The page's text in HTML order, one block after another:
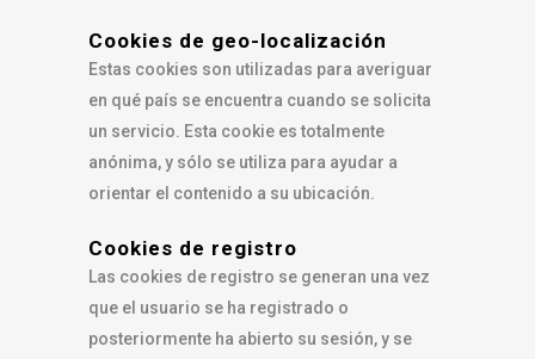
Cookies de geo-localización
Estas cookies son utilizadas para averiguar
en qué país se encuentra cuando se solicita
un servicio. Esta cookie es totalmente
anónima, y sólo se utiliza para ayudar a
orientar el contenido a su ubicación.
Cookies de registro
Las cookies de registro se generan una vez
que el usuario se ha registrado o
posteriormente ha abierto su sesión, y se